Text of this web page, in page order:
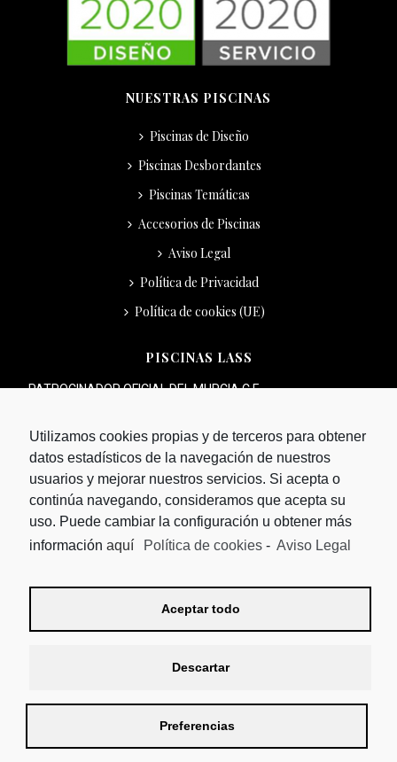
NUESTRAS PISCINAS
Piscinas de Diseño
Piscinas Desbordantes
Piscinas Temáticas
Accesorios de Piscinas
Aviso Legal
Política de Privacidad
Política de cookies (UE)
PISCINAS LASS
PATROCINADOR OFICIAL DEL MURCIA C.F.
Utilizamos cookies propias y de terceros para obtener
datos estadísticos de la navegación de nuestros
usuarios y mejorar nuestros servicios. Si acepta o
continúa navegando, consideramos que acepta su
uso. Puede cambiar la configuración u obtener más
información aquí Política de cookies - Aviso Legal
Aceptar todo
Descartar
Preferencias